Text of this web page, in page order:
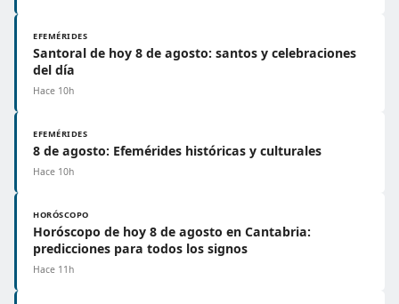
EFEMÉRIDES
Santoral de hoy 8 de agosto: santos y celebraciones
del día
Hace 10h
EFEMÉRIDES
8 de agosto: Efemérides históricas y culturales
Hace 10h
HORÓSCOPO
Horóscopo de hoy 8 de agosto en Cantabria:
predicciones para todos los signos
Hace 11h